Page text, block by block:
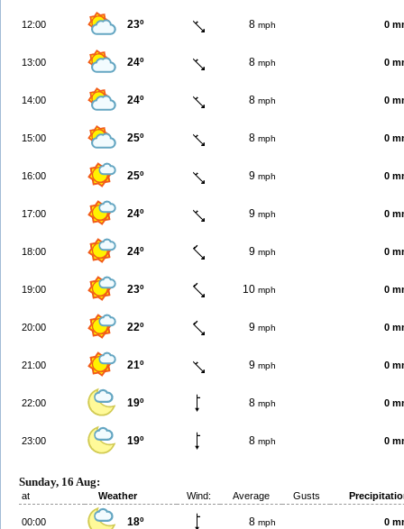
12:00 23º 8 mph 0
13:00 24º 8 mph 0
14:00 24º 8 mph 0
15:00 25º 8 mph 0
16:00 25º 9 mph 0
17:00 24º 9 mph 0
18:00 24º 9 mph 0
19:00 23º 10 mph 0
20:00 22º 9 mph 0
21:00 21º 9 mph 0
22:00 19º 8 mph 0
23:00 19º 8 mph 0
Sunday, 16 Aug:
at Weather Wind: Average Gusts
00:00 18º 8 mph 0